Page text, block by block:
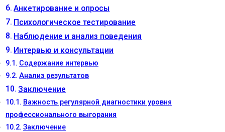
Анкетирование и опросы
Психологическое тестирование
Наблюдение и анализ поведения
Интервью и консультации
Содержание интервью
Анализ результатов
Заключение
Важность регулярной диагностики уровня
профессионального выгорания
Заключение